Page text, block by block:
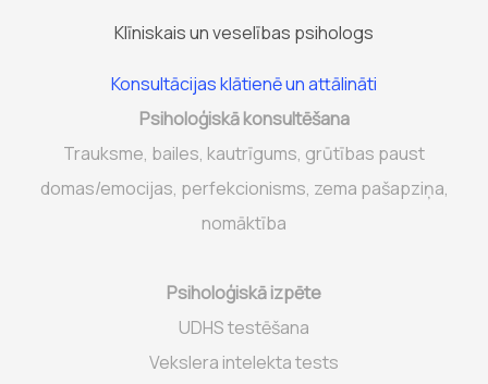
Klīniskais un veselības psihologs
Konsultācijas klātienē un attālināti
Psiholoģiskā konsultēšana
Trauksme, bailes, kautrīgums, grūtības paust
domas/emocijas, perfekcionisms, zema pašapziņa,
nomāktība
Psiholoģiskā izpēte
UDHS testēšana
Vekslera intelekta tests